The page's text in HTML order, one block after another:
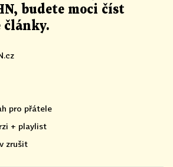
budete moci číst
články.
pro přátele
+ playlist
zrušit